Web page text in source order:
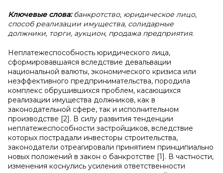
Ключевые слова:банкротство, юридическое лицо,
способ реализации имущества, солидарные
должники, торги, аукцион, продажа предприятия.
Неплатежеспособность юридического лица,
сформировавшаяся вследствие девальвации
национальной валюты, экономического кризиса или
неэффективного предпринимательства, породила
комплекс обрушившихся проблем, касающихся
реализации имущества должников, как в
законодательной сфере, так и исполнительном
производстве [2]. В силу развития тенденции
неплатежеспособности застройщиков, вследствие
которых пострадали инвесторы строительства,
законодатели отреагировали принятием принципиально
новых положений в закон о банкротстве [1]. В частности,
изменения коснулись усиления ответственности